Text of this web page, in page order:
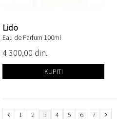
Lido
Eau de Parfum 100ml
4 300,00 din.
KUPITI
1 2 3 4 5 6 7